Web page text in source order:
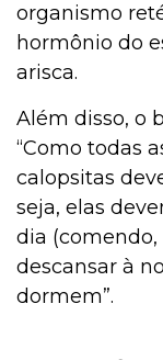
organismo
hormônio do
arisca.
Além disso, o
“Como todas
calopsitas
seja, elas
dia
descansar à
dormem”.